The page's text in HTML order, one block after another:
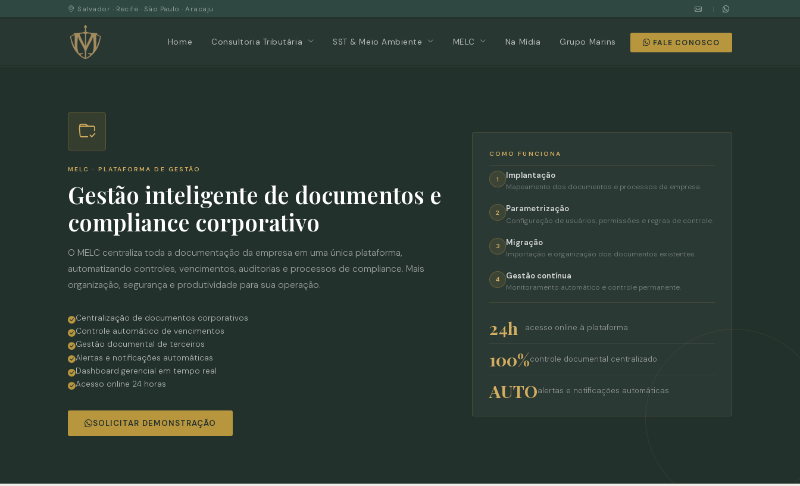
Salvador · Recife · São Paulo · Aracaju
Home Consultoria Tributária SST & Meio Ambiente MELC Na Mídia Grupo Marins FALE CONOSCO
MELC · PLATAFORMA DE GESTÃO
Gestão inteligente de documentos e
compliance corporativo
O MELC centraliza toda a documentação da empresa em uma única plataforma,
automatizando controles, vencimentos, auditorias e processos de compliance. Mais
organização, segurança e produtividade para sua operação.
Centralização de documentos corporativos
Controle automático de vencimentos
Gestão documental de terceiros
Alertas e notificações automáticas
Dashboard gerencial em tempo real
Acesso online 24 horas
SOLICITAR DEMONSTRAÇÃO
COMO FUNCIONA
1 Implantação
Mapeamento dos documentos e processos da empresa.
2 Parametrização
Configuração de usuários, permissões e regras de controle.
3 Migração
Importação e organização dos documentos existentes.
4 Gestão contínua
Monitoramento automático e controle permanente.
24h acesso online à plataforma
100%controle documental centralizado
AUTOalertas e notificações automáticas